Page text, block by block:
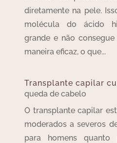
diretamente na pele.
molécula do ácido
grande e não
maneira eficaz, o que...
Transplante capilar
queda de cabelo
O transplante capilar
moderados a severos
para homens quanto